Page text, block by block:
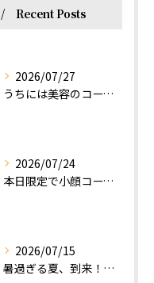
Recent Posts
2026/07/27
うちには美容のコースもあるって伝えなきゃ！えっほっえxty
2026/07/24
本日限定で小顔コース体験(ワンコイン)実施します！
2026/07/15
暑過ぎる夏、到来！だるさを感じる方は、結構不足！？